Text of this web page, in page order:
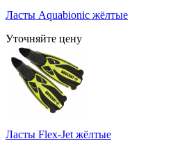
Ласты Aquabionic жёлтые
Уточняйте цену
Ласты Flex-Jet жёлтые